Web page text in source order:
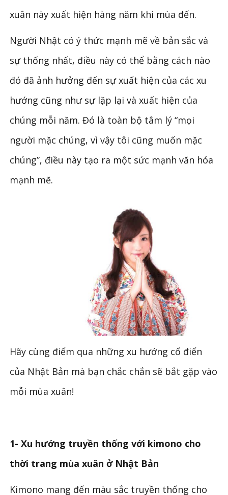
xuân này xuất hiện hàng năm khi mùa đến.
Người Nhật có ý thức mạnh mẽ về bản sắc và
sự thống nhất, điều này có thể bằng cách nào
đó đã ảnh hưởng đến sự xuất hiện của các xu
hướng cũng như sự lặp lại và xuất hiện của
chúng mỗi năm. Đó là toàn bộ tâm lý “mọi
người mặc chúng, vì vậy tôi cũng muốn mặc
chúng”, điều này tạo ra một sức mạnh văn hóa
mạnh mẽ.
Hãy cùng điểm qua những xu hướng cổ điển
của Nhật Bản mà bạn chắc chắn sẽ bắt gặp vào
mỗi mùa xuân!
1- Xu hướng truyền thống với kimono cho
thời trang mùa xuân ở Nhật Bản
Kimono mang đến màu sắc truyền thống cho